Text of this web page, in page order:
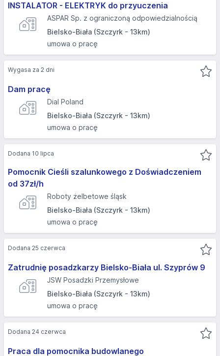
INSTALATOR - ELEKTRYK do przyuczenia
ASPAR Sp. z ograniczoną odpowiedzialnością
Bielsko-Biała (Szczyrk - 13km)
umowa o pracę
Dam pracę
Dial Poland
Bielsko-Biała (Szczyrk - 13km)
umowa o pracę
Wygasa za 2 dni
Pomocnik Cieśli szalunkowego z Doświadczeniem
od 37zł/h
Roboty żelbetowe śląsk
Bielsko-Biała (Szczyrk - 13km)
umowa o pracę
Dodana 10 lipca
Zatrudnię posadzkarzy Bielsko-Biała ul. Szyprów 9
JSW Posadzki Przemysłowe
Bielsko-Biała (Szczyrk - 13km)
umowa o pracę
Dodana 25 czerwca
Praca dla pomocnika budowlanego
Dodana 24 czerwca